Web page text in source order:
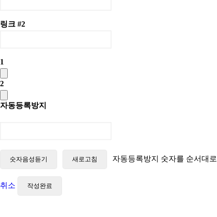
링크 #2
1
2
자동등록방지
숫자음성듣기 새로고침 자동등록방지 숫자를 순서대
취소 작성완료